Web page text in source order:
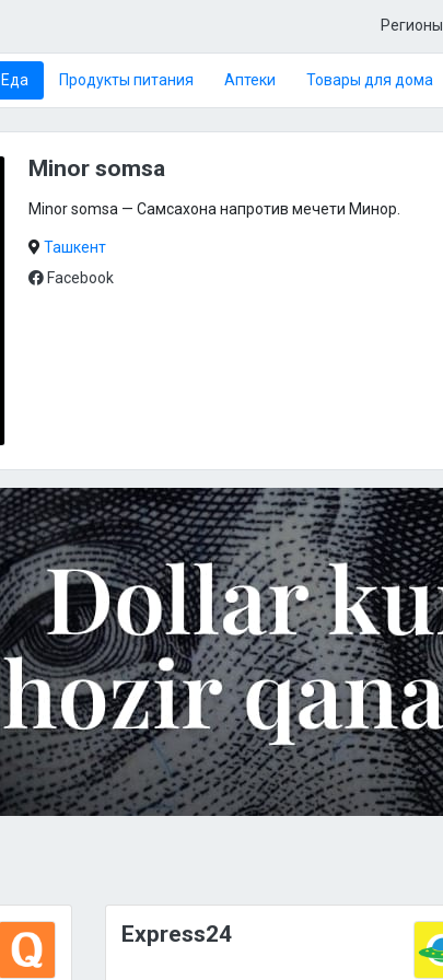
Регионы
Еда Продукты питания Аптеки Товары для дома
Minor somsa
Мinor somsa — Самсахона напротив мечети Минор.
Ташкент
Facebook
Express24